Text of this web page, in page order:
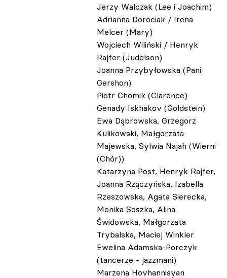
Jerzy Walczak (Lee i Joachim)
Adrianna Dorociak / Irena
Melcer (Mary)
Wojciech Wiliński / Henryk
Rajfer (Judelson)
Joanna Przybyłowska (Pani
Gershon)
Piotr Chomik (Clarence)
Genady Iskhakov (Goldstein)
Ewa Dąbrowska, Grzegorz
Kulikowski, Małgorzata
Majewska, Sylwia Najah (Wierni
(Chór))
Katarzyna Post, Henryk Rajfer,
Joanna Rzączyńska, Izabella
Rzeszowska, Agata Sierecka,
Monika Soszka, Alina
Świdowska, Małgorzata
Trybalska, Maciej Winkler
Ewelina Adamska-Porczyk
(tancerze - jazzmani)
Marzena Hovhannisyan